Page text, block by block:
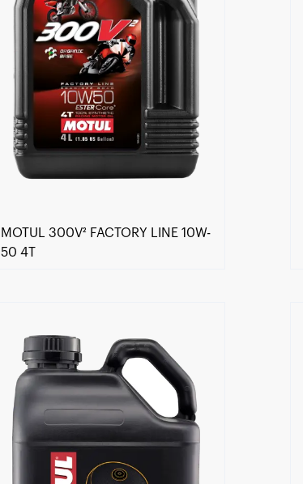
Händlersuche
MOTUL 300V² FACTORY LINE 10W-
50 4T